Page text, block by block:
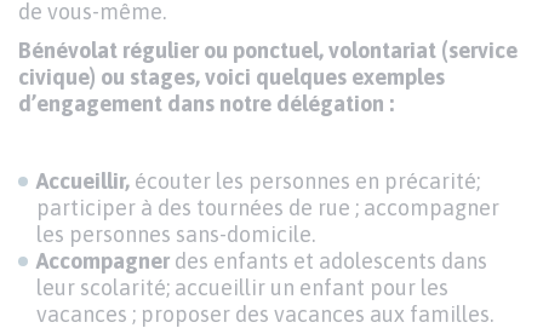
de vous-même.
Bénévolat régulier ou ponctuel, volontariat (service
civique) ou stages, voici quelques exemples
d’engagement dans notre délégation :
Accueillir, écouter les personnes en précarité;
participer à des tournées de rue ; accompagner
les personnes sans-domicile.
Accompagner des enfants et adolescents dans
leur scolarité; accueillir un enfant pour les
vacances ; proposer des vacances aux familles.